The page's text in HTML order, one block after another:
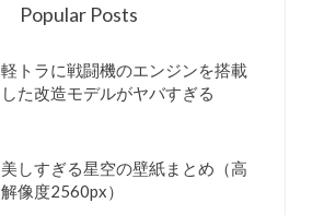
Popular Posts
軽トラに戦闘機のエンジンを搭載
した改造モデルがヤバすぎる
美しすぎる星空の壁紙まとめ（高
解像度2560px）